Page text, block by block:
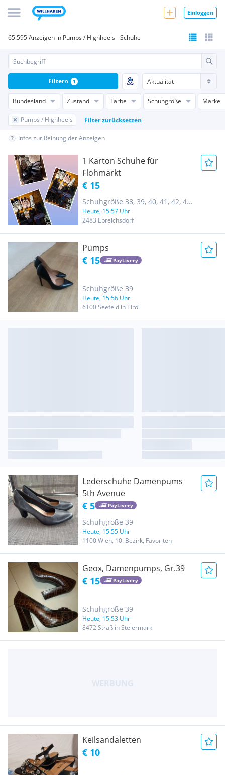
Einloggen
65.595 Anzeigen in Pumps / Highheels - Schuhe
Bundesland Zustand Farbe Schuhgröße Marke
Pumps / Highheels Filter zurücksetzen
Filtern 1
Infos zur Reihung der Anzeigen
1 Karton Schuhe für
Flohmarkt
€ 15
Schuhgröße 38, 39, 40, 41, 42, 43,
44
Heute, 15:57 Uhr
2483 Ebreichsdorf
Pumps
€ 15 PayLivery
Schuhgröße 39
Heute, 15:56 Uhr
6100 Seefeld in Tirol
Lederschuhe Damenpums
5th Avenue
€ 5 PayLivery
Schuhgröße 39
Heute, 15:55 Uhr
1100 Wien, 10. Bezirk, Favoriten
Geox, Damenpumps, Gr.39
€ 15 PayLivery
Schuhgröße 39
Heute, 15:53 Uhr
8472 Straß in Steiermark
Keilsandaletten
€ 10